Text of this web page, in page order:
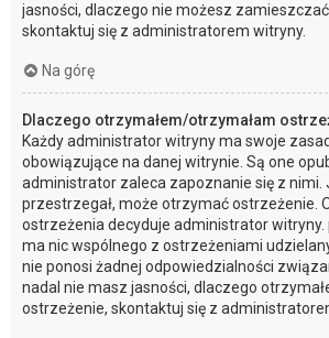
jasności, dlaczego nie możesz
skontaktuj się z administratorem witryny.
Na górę
Dlaczego otrzymałem/otrzymałam
Każdy administrator witryny ma swoje
obowiązujące na danej witrynie. Są one
administrator zaleca zapoznanie się z nimi.
przestrzegał, może otrzymać ostrzeżenie.
ostrzeżenia decyduje administrator witryny.
ma nic wspólnego z ostrzeżeniami
nie ponosi żadnej odpowiedzialności
nadal nie masz jasności, dlaczego
ostrzeżenie, skontaktuj się z